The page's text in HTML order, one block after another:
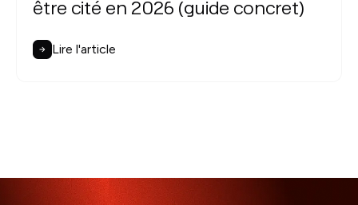
être cité en 2026 (guide concret)
Lire l'article